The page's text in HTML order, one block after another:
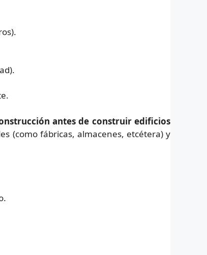
antes de construir edificios
(como fábricas, almacenes, etcétera) y